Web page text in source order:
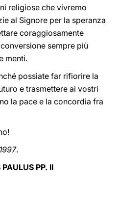
religiose che vivremo
al Signore per la speranza
coraggiosamente
sempre più
menti.
possiate far rifiorire la
e trasmettere ai vostri
la pace e la concordia fra
.
PP. II